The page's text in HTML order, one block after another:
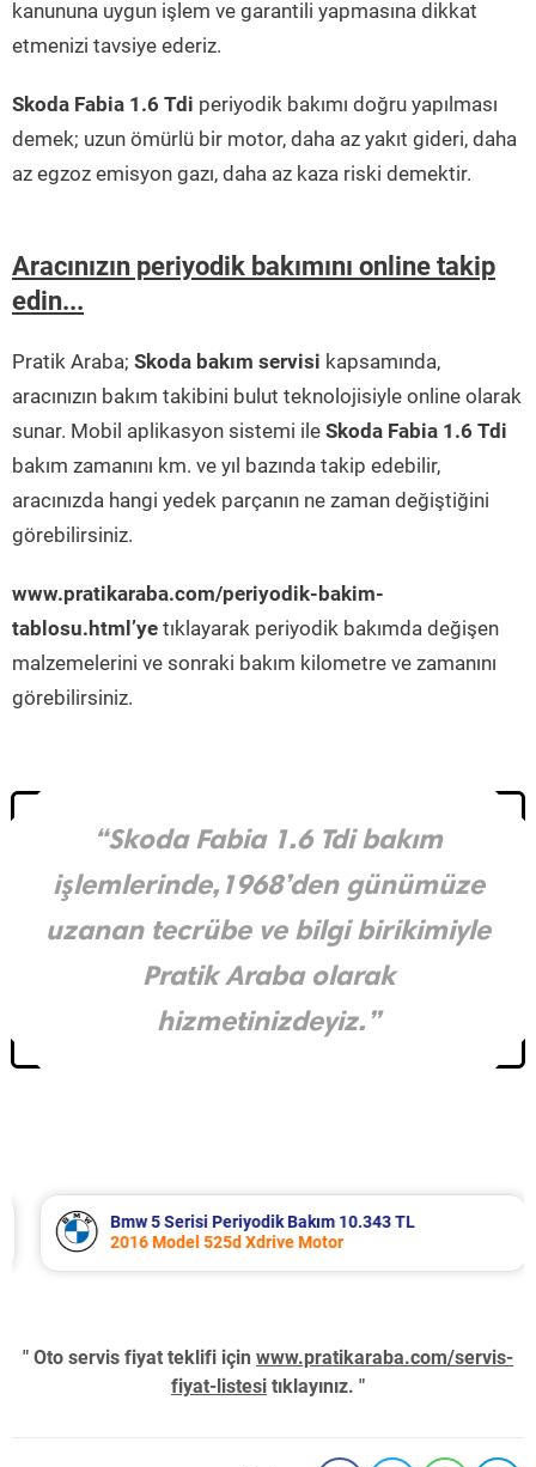
kanununa uygun işlem ve garantili yapmasına dikkat
etmenizi tavsiye ederiz.
Skoda Fabia 1.6 Tdi periyodik bakımı doğru yapılması
demek; uzun ömürlü bir motor, daha az yakıt gideri, daha
az egzoz emisyon gazı, daha az kaza riski demektir.
Aracınızın periyodik bakımını online takip
edin...
Pratik Araba; Skoda bakım servisi kapsamında,
aracınızın bakım takibini bulut teknolojisiyle online olarak
sunar. Mobil aplikasyon sistemi ile Skoda Fabia 1.6 Tdi
bakım zamanını km. ve yıl bazında takip edebilir,
aracınızda hangi yedek parçanın ne zaman değiştiğini
görebilirsiniz.
www.pratikaraba.com/periyodik-bakim-
tablosu.html’ye tıklayarak periyodik bakımda değişen
malzemelerini ve sonraki bakım kilometre ve zamanını
görebilirsiniz.
“Skoda Fabia 1.6 Tdi bakım
işlemlerinde,1968’den günümüze
uzanan tecrübe ve bilgi birikimiyle
Pratik Araba olarak
hizmetinizdeyiz.”
Bmw 5 Serisi Periyodik Bakım 10.343 TL
2016 Model 525d Xdrive Motor
" Oto servis fiyat teklifi için www.pratikaraba.com/servis-
fiyat-listesi tıklayınız. "